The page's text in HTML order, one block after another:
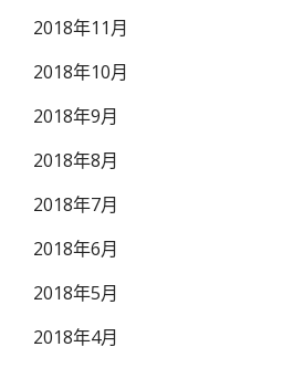
2018年11月
2018年10月
2018年9月
2018年8月
2018年7月
2018年6月
2018年5月
2018年4月